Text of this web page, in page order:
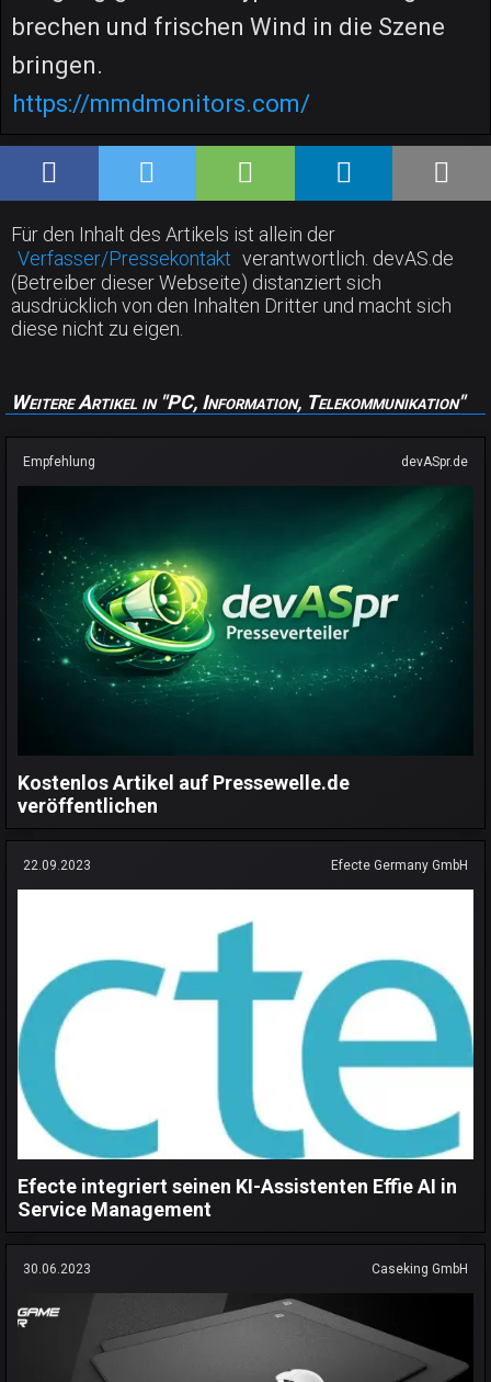
brechen und frischen Wind in die Szene
bringen.
https://mmdmonitors.com/
Für den Inhalt des Artikels ist allein der
Verfasser/Pressekontakt verantwortlich. devAS.de
(Betreiber dieser Webseite) distanziert sich
ausdrücklich von den Inhalten Dritter und macht sich
diese nicht zu eigen.
Weitere Artikel in "PC, Information, Telekommunikation"
Empfehlung devASpr.de
Kostenlos Artikel auf Pressewelle.de
veröffentlichen
22.09.2023 Efecte Germany GmbH
Efecte integriert seinen KI-Assistenten Effie AI in
Service Management
30.06.2023 Caseking GmbH